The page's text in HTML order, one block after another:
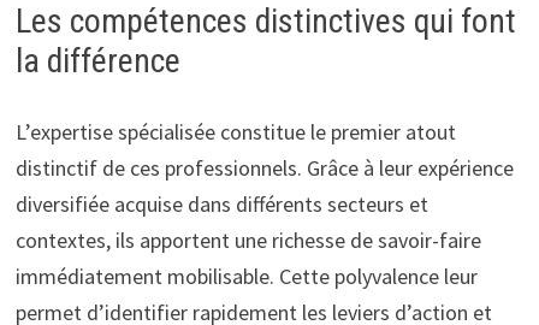
Les compétences distinctives qui font
la différence
L’expertise spécialisée constitue le premier atout
distinctif de ces professionnels. Grâce à leur expérience
diversifiée acquise dans différents secteurs et
contextes, ils apportent une richesse de savoir-faire
immédiatement mobilisable. Cette polyvalence leur
permet d’identifier rapidement les leviers d’action et